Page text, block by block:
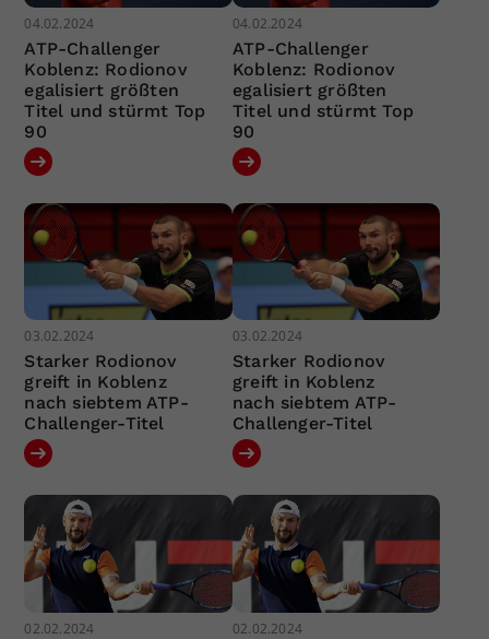
04.02.2024
ATP-Challenger
Koblenz: Rodionov
egalisiert größten
Titel und stürmt Top
90
04.02.2024
ATP-Challenger
Koblenz: Rodionov
egalisiert größten
Titel und stürmt Top
90
03.02.2024
Starker Rodionov
greift in Koblenz
nach siebtem ATP-
Challenger-Titel
03.02.2024
Starker Rodionov
greift in Koblenz
nach siebtem ATP-
Challenger-Titel
02.02.2024 02.02.2024